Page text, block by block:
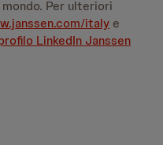
Per ulteriori
italy e
LinkedIn Janssen